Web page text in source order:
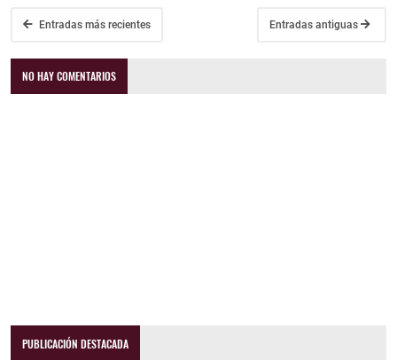
Entradas más recientes Entradas antiguas
NO HAY COMENTARIOS
PUBLICACIÓN DESTACADA